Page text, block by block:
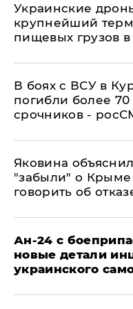
Украинские
крупнейший
пищевых грузов
В боях с ВСУ в
погибли более
срочников -
Яковина
"забыли" о Крыме
говорить об
Ан-24 с
новые детали
украинского